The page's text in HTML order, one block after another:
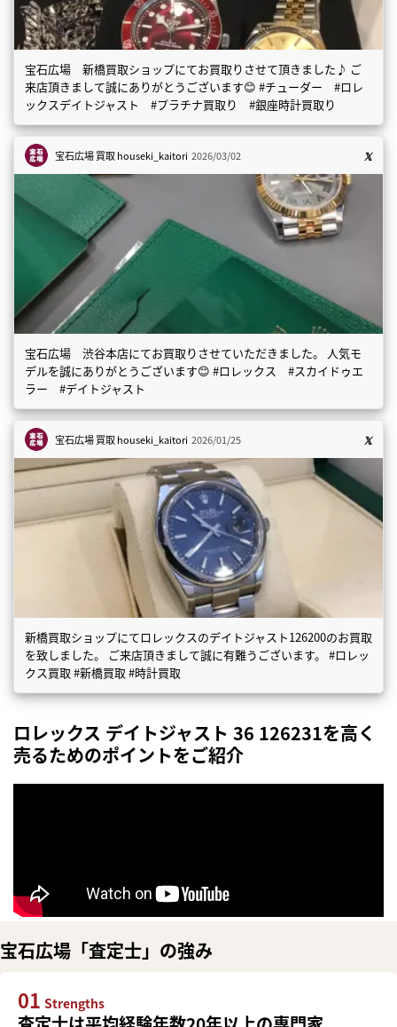
宝石広場 新橋買取ショップにてお買取りさせて頂きました♪ ご
来店頂きまして誠にありがとうございます😊 #チューダー #ロレ
ックスデイトジャスト #プラチナ買取り #銀座時計買取り
宝石広場 買取houseki_kaitori 2026/03/02
宝石広場 渋谷本店にてお買取りさせていただきました。 人気モ
デルを誠にありがとうございます😊 #ロレックス #スカイドゥエ
ラー #デイトジャスト
宝石広場 買取houseki_kaitori 2026/01/25
新橋買取ショップにてロレックスのデイトジャスト126200のお買取
を致しました。 ご来店頂きまして誠に有難うございます。 #ロレッ
クス買取 #新橋買取 #時計買取
ロレックス デイトジャスト 36 126231を高く
売るためのポイントをご紹介
宝石広場「査定士」の強み
01 Strengths